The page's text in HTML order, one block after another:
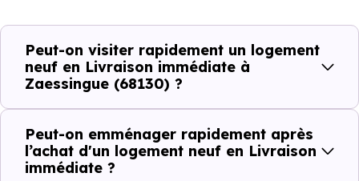
concrète. Le logement neuf est là, vous pouvez le voir, et
le projet peut avancer rapidement.
Action Ce que cela change pour vous
Peut-on visiter rapidement un logement
neuf en Livraison immédiate à
Zaessingue (68130) ?
Peut-on emménager rapidement après
l’achat d'un logement neuf en Livraison
immédiate ?